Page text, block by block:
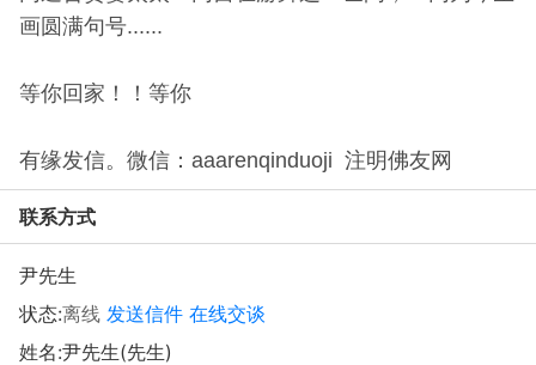
画圆满句号......
等你回家！！等你
有缘发信。微信：aaarenqinduoji 注明佛友网
联系方式
尹先生
状态:离线 发送信件 在线交谈
姓名:尹先生(先生)